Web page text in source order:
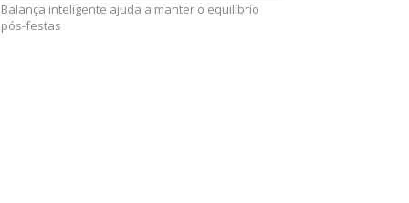
Balança inteligente ajuda a manter o equilíbrio
pós-festas